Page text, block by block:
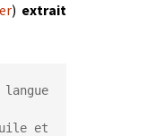
) extrait
et